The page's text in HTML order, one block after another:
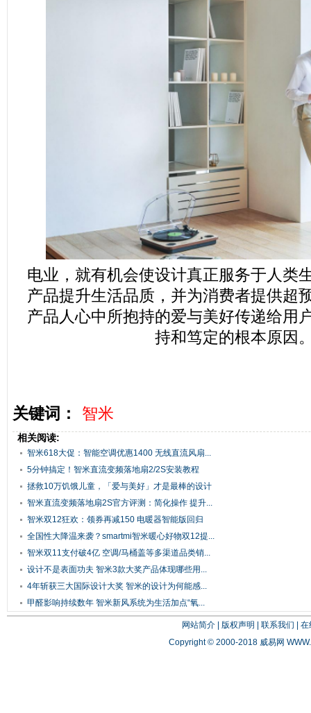
电业，就有机会使设计真正服务于人类
产品提升生活品质，并为消费者提供超
产品人心中所抱持的爱与美好传递给用
持和笃定的根本原因
关键词： 智米
相关阅读:
智米618大促：智能空调优惠1400 无线直流风扇...
5分钟搞定！智米直流变频落地扇2/2S安装教程
拯救10万饥饿儿童，「爱与美好」才是最棒的设计
智米直流变频落地扇2S官方评测：简化操作 提升...
智米双12狂欢：领券再减150 电暖器智能版回归
399
全国性大降温来袭？smartmi智米暖心好物双12提...
智米双11支付破4亿 空调/马桶盖等多渠道品类销...
设计不是表面功夫 智米3款大奖产品体现哪些用...
4年斩获三大国际设计大奖 智米的设计为何能感...
甲醛影响持续数年 智米新风系统为生活加点“氧...
网站简介| 版权声明 联系我们
在
Copyright © 2000-2018 威易网 WWW.